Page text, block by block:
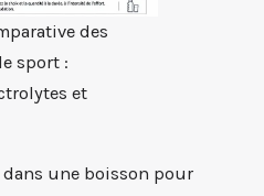
des
sport :
et
dans une boisson pour